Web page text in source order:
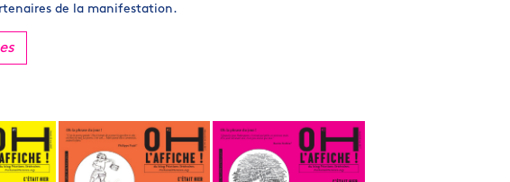
de la manifestation.